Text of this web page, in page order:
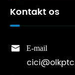
Kontakt os
 E-mail